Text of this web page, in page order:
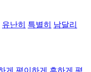
유난히 특별히 남달리